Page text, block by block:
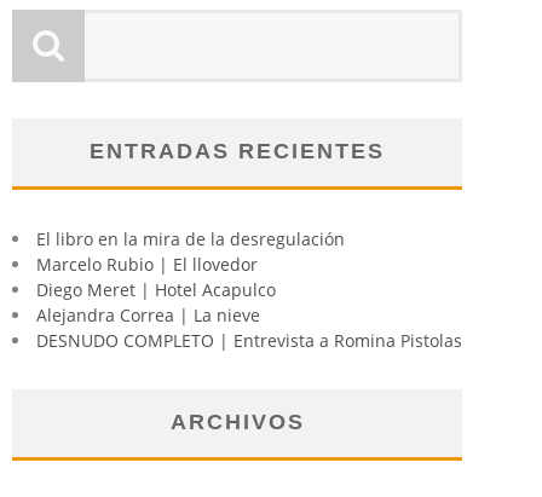
ENTRADAS RECIENTES
El libro en la mira de la desregulación
Marcelo Rubio | El llovedor
Diego Meret | Hotel Acapulco
Alejandra Correa | La nieve
DESNUDO COMPLETO | Entrevista a Romina Pistolas
ARCHIVOS